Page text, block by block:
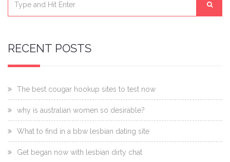
RECENT POSTS
The best cougar hookup sites to test now
why is australian women so desirable?
What to find in a bbw lesbian dating site
Get began now with lesbian dirty chat